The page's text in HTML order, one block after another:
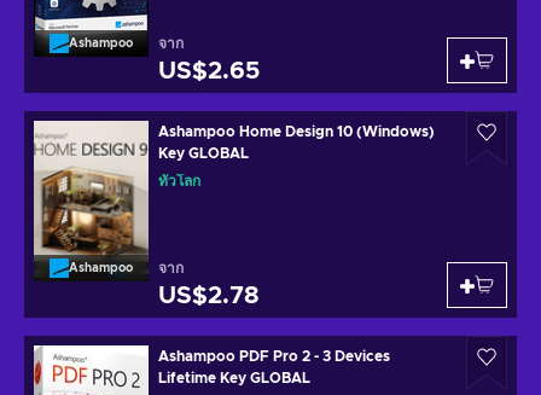
Ashampoo จาก
US$2.65
Ashampoo
Ashampoo Home Design 10 (Windows)
Key GLOBAL
ทั่วโลก
จาก
US$2.78
Ashampoo PDF Pro 2 - 3 Devices
Lifetime Key GLOBAL